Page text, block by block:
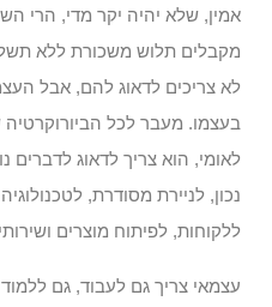
אמין, שלא יהיה יקר מדי, הרי
מקבלים תלוש משכורת ללא
לא צריכים לדאוג להם, אבל
בעצמו. מעבר לכל
לאומי, הוא צריך לדאוג לדברים
נכון, לניירת מסודרת,
ללקוחות, לפיתוח מוצרים
עצמאי צריך גם לעבוד, גם